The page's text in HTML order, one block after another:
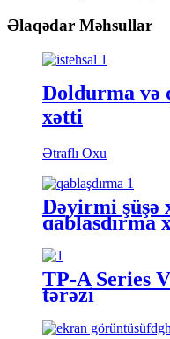
Əlaqədar Məhsullar
Doldurma və
xətti
Ətraflı Oxu
Dəyirmi şüşə
qablaşdırma
TP-A Series
tərəzi